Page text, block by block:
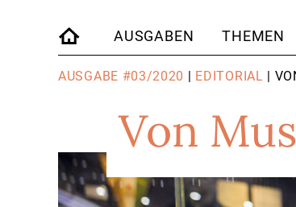
STARTSEITE
AUSGABEN THEMEN
AUSGABE #03/2020 | EDITORIAL |
Von